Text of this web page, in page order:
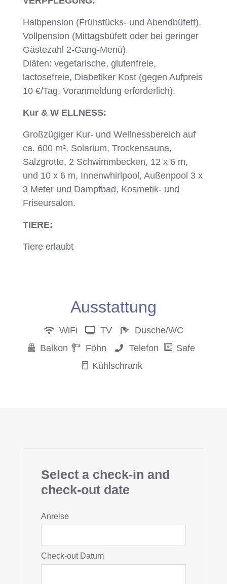
Halbpension (Frühstücks- und Abendbüfett),
Vollpension (Mittagsbüfett oder bei geringer
Gästezahl 2-Gang-Menü).
Diäten: vegetarische, glutenfreie,
lactosefreie, Diabetiker Kost (gegen Aufpreis
10 €/Tag, Voranmeldung erforderlich).
Kur & W ELLNESS:
Großzügiger Kur- und Wellnessbereich auf
ca. 600 m², Solarium, Trockensauna,
Salzgrotte, 2 Schwimmbecken, 12 x 6 m,
und 10 x 6 m, Innenwhirlpool, Außenpool 3 x
3 Meter und Dampfbad, Kosmetik- und
Friseursalon.
TIERE:
Tiere erlaubt
Ausstattung
WiFi TV
Dusche/WC
Balkon
Föhn Telefon
Safe
Kühlschrank
Select a check-in and
check-out date
Anreise
Check-out Datum